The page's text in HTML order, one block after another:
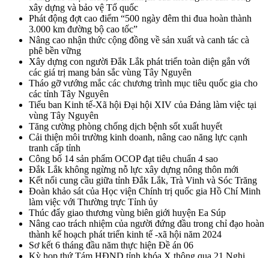
xây dựng và bảo vệ Tổ quốc
Phát động đợt cao điểm “500 ngày đêm thi đua hoàn thành
3.000 km đường bộ cao tốc”
Nâng cao nhận thức cộng đồng về sản xuất và canh tác cà
phê bền vững
Xây dựng con người Đắk Lắk phát triển toàn diện gắn với
các giá trị mang bản sắc vùng Tây Nguyên
Tháo gỡ vướng mắc các chương trình mục tiêu quốc gia cho
các tỉnh Tây Nguyên
Tiểu ban Kinh tế-Xã hội Đại hội XIV của Đảng làm việc tại
vùng Tây Nguyên
Tăng cường phòng chống dịch bệnh sốt xuất huyết
Cải thiện môi trường kinh doanh, nâng cao năng lực cạnh
tranh cấp tỉnh
Công bố 14 sản phẩm OCOP đạt tiêu chuẩn 4 sao
Đắk Lắk không ngừng nỗ lực xây dựng nông thôn mới
Kết nối cung cầu giữa tỉnh Đắk Lắk, Trà Vinh và Sóc Trăng
Đoàn khảo sát của Học viện Chính trị quốc gia Hồ Chí Minh
làm việc với Thường trực Tỉnh ủy
Thúc đẩy giao thương vùng biên giới huyện Ea Súp
Nâng cao trách nhiệm của người đứng đầu trong chỉ đạo hoàn
thành kế hoạch phát triển kinh tế -xã hội năm 2024
Sơ kết 6 tháng đầu năm thực hiện Đề án 06